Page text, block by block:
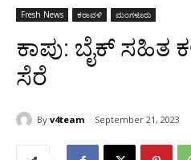
Fresh News ಕರಾವಳಿ ಮಂಗಳೂರು
ಕಾಪು: ಬೈಕ್ ಸಹಿತ
ಸೆರೆ
By v4team September 21, 2023